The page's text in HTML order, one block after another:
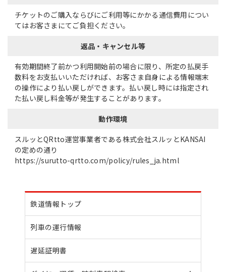
チケットのご購入ならびにご利用等にかかる通信費用につい
てはお客さまにてご負担ください。
返品・キャンセル等
有効期間終了前かつ利⽤開始前の場合に限り、所定の払戻手
数料をお支払いいただければ、お客さま自身による情報端末
の操作により払い戻しができます。払い戻し時には指定され
た払い戻し料金等が発生することがあります。
動作環境
スルッとQRtto運営事業者である株式会社スルッとKANSAI
の定めの通り
https://surutto-qrtto.com/policy/rules_ja.html
鉄道情報トップ
列車の運行情報
遅延証明書